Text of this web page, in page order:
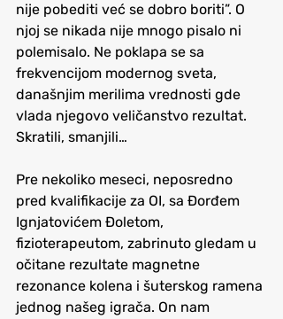
nije pobediti već se dobro boriti”. O
njoj se nikada nije mnogo pisalo ni
polemisalo. Ne poklapa se sa
frekvencijom modernog sveta,
današnjim merilima vrednosti gde
vlada njegovo veličanstvo rezultat.
Skratili, smanjili…
Pre nekoliko meseci, neposredno
pred kvalifikacije za OI, sa Đorđem
Ignjatovićem Đoletom,
fizioterapeutom, zabrinuto gledam u
očitane rezultate magnetne
rezonance kolena i šuterskog ramena
jednog našeg igrača. On nam